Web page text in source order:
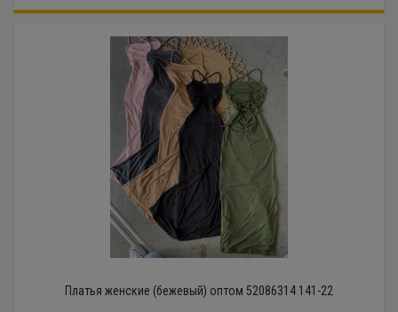
Платья женские (бежевый) оптом 52086314 141-22